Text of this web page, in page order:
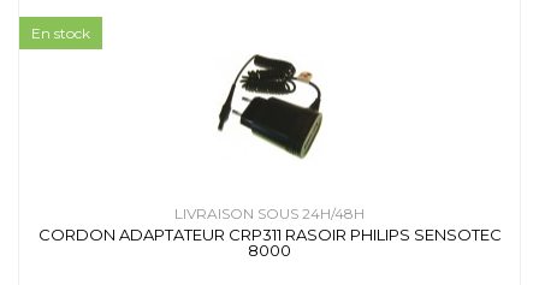
LIVRAISON SOUS 24H/48H
CORDON ADAPTATEUR CRP311 RASOIR PHILIPS SENSOTEC
8000
En stock